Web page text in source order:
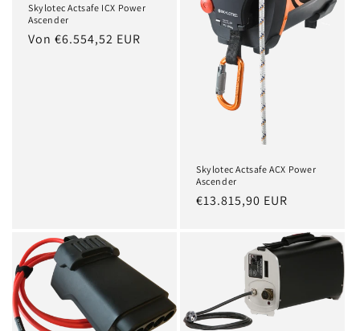
Skylotec Actsafe ICX Power
Ascender
Normaler
Von €6.554,52 EUR
Skylotec Actsafe ACX Power
Ascender
Normaler
€13.815,90 EUR